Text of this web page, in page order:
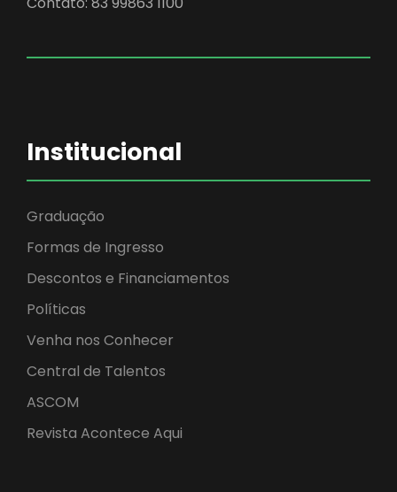
Institucional
Graduação
Formas de Ingresso
Descontos e Financiamentos
Políticas
Venha nos Conhecer
Central de Talentos
ASCOM
Revista Acontece Aqui